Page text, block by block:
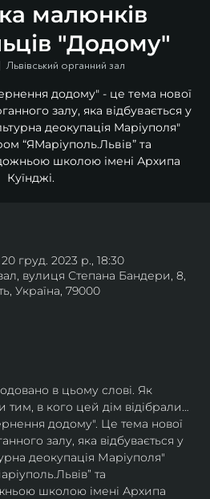
малюнків
"Додому"
Львівський органний зал
додому" - це тема нової
залу, яка відбувається у
деокупація Маріуполя"
“ЯМаріуполь.Львів” та
школою імені Архипа
Куїнджі.
груд. 2023 р., 18:30
вулиця Степана Бандери, 8,
Україна, 79000
в цьому слові. Як
тим, в кого цей дім відібрали…
додому". Це тема нової
залу, яка відбувається у
деокупація Маріуполя"
та
школою імені Архипа